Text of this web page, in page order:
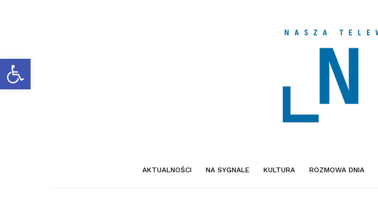
Otwórz pasek narzędzi
AKTUALNOŚCI NA SYGNALE KULTURA ROZMOWA DNIA